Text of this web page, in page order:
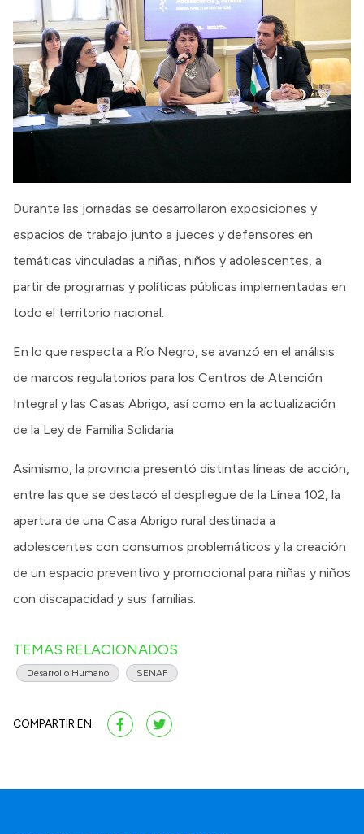
Durante las jornadas se desarrollaron exposiciones y
espacios de trabajo junto a jueces y defensores en
temáticas vinculadas a niñas, niños y adolescentes, a
partir de programas y políticas públicas implementadas en
todo el territorio nacional.
En lo que respecta a Río Negro, se avanzó en el análisis
de marcos regulatorios para los Centros de Atención
Integral y las Casas Abrigo, así como en la actualización
de la Ley de Familia Solidaria.
Asimismo, la provincia presentó distintas líneas de acción,
entre las que se destacó el despliegue de la Línea 102, la
apertura de una Casa Abrigo rural destinada a
adolescentes con consumos problemáticos y la creación
de un espacio preventivo y promocional para niñas y niños
con discapacidad y sus familias.
TEMAS RELACIONADOS
Desarrollo Humano SENAF
COMPARTIR EN: